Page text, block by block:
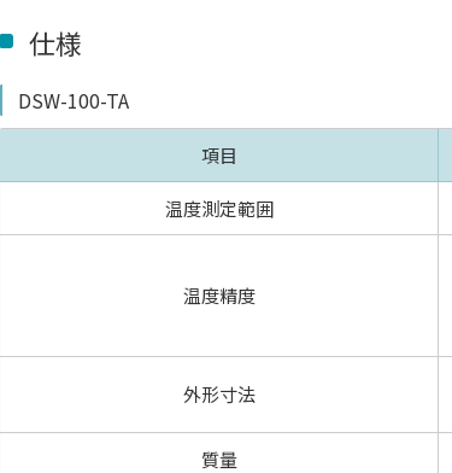
仕様
DSW-100-TA
項目
温度測定範囲
温度精度
外形寸法
質量